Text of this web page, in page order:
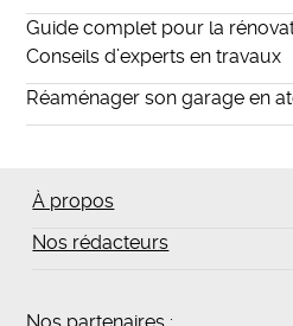
Guide complet pour la
Conseils d’experts en travaux
Réaménager son garage en
À propos
Nos rédacteurs